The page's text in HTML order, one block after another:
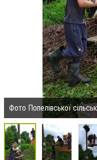
Фото Попелівської